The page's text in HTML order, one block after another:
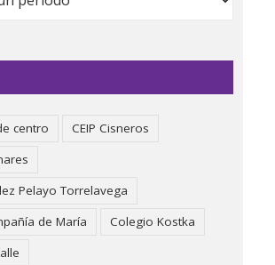
centro
CEIP Cisneros
Pelayo Torrelavega
de María
Colegio Kostka